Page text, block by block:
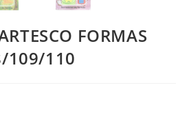
FORMAS
109/110